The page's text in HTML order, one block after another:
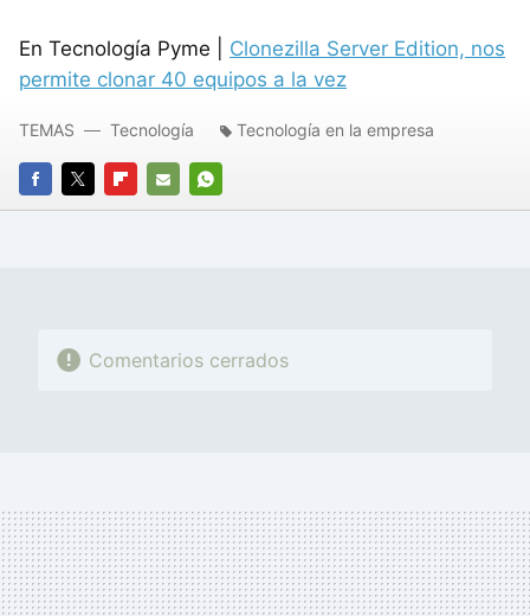
En Tecnología Pyme | Clonezilla Server Edition, nos
permite clonar 40 equipos a la vez
FACEBOOK
TWITTERFLIPBOARD
E-
WHATSAPP
TEMAS Tecnología Tecnología en la empresa
Comentarios cerrados